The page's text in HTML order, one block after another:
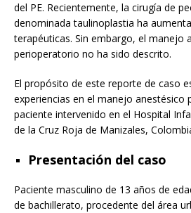
del PE. Recientemente, la cirugía de
denominada taulinoplastia ha
terapéuticas. Sin embargo, el manejo
perioperatorio no ha sido descrito.
El propósito de este reporte de caso
experiencias en el manejo anestésico
paciente intervenido en el Hospital
de la Cruz Roja de Manizales,
Presentación del caso
Paciente masculino de 13 años de
de bachillerato, procedente del área